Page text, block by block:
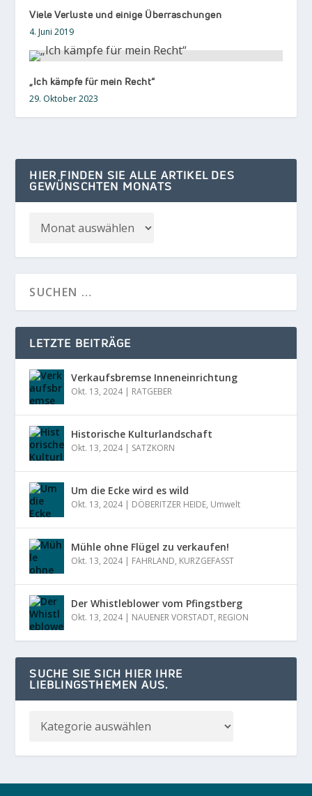
Viele Verluste und einige Überraschungen
4. Juni 2019
„Ich kämpfe für mein Recht“
29. Oktober 2023
HIER FINDEN SIE ALLE ARTIKEL DES
GEWÜNSCHTEN MONATS
LETZTE BEITRÄGE
Verkaufsbremse Inneneinrichtung
Okt. 13, 2024| RATGEBER
Historische Kulturlandschaft
Okt. 13, 2024| SATZKORN
Um die Ecke wird es wild
Okt. 13, 2024| DÖBERITZER HEIDE, Umwelt
Mühle ohne Flügel zu verkaufen!
Okt. 13, 2024| FAHRLAND, KURZGEFASST
Der Whistleblower vom Pfingstberg
Okt. 13, 2024| NAUENER VORSTADT, REGION
SUCHE SIE SICH HIER IHRE
LIEBLINGSTHEMEN AUS.